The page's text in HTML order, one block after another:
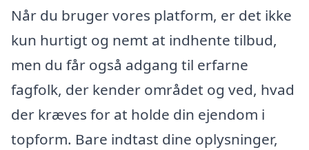
Når du bruger vores platform, er det ikke
kun hurtigt og nemt at indhente tilbud,
men du får også adgang til erfarne
fagfolk, der kender området og ved, hvad
der kræves for at holde din ejendom i
topform. Bare indtast dine oplysninger,